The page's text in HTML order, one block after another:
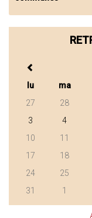
lu
ma
27
28
3
4
10
11
17
18
24
25
31
1